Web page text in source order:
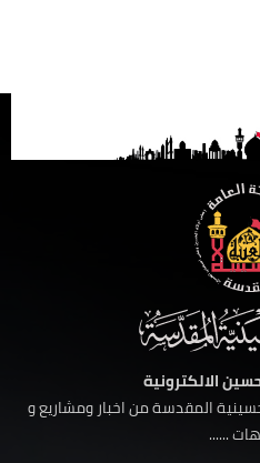
الالكترونية
المقدسة من اخبار ومشاريع و
......